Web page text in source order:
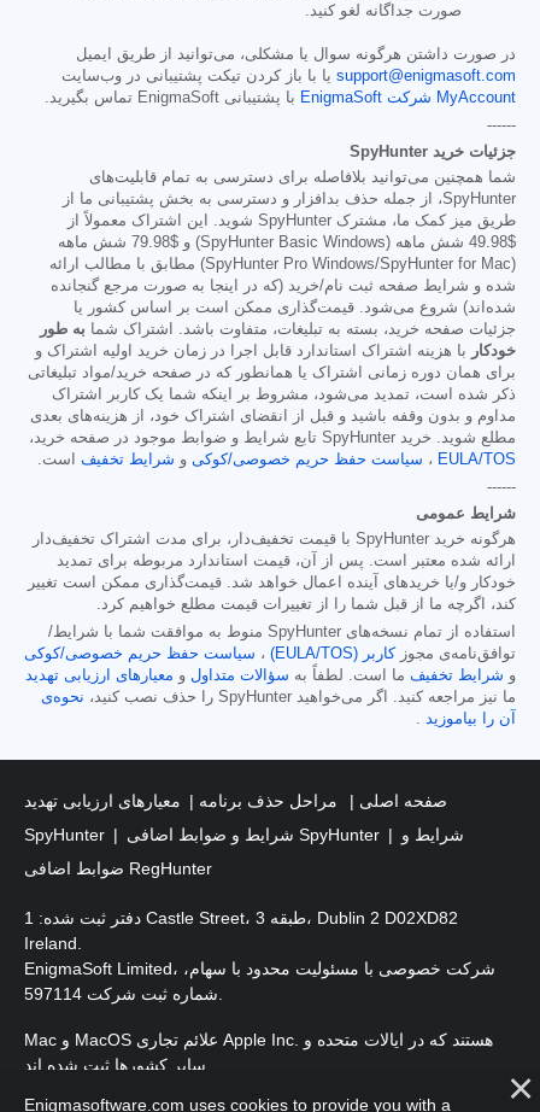
صورت جداگانه لغو کنید.
در صورت داشتن هرگونه سوال یا مشکلی، می‌توانید از طریق ایمیل
support@enigmasoft.com یا با باز کردن تیکت پشتیبانی در وب‌سایت
MyAccount شرکت EnigmaSoft
با پشتیبانی EnigmaSoft تماس بگیرید.
------
جزئیات خرید SpyHunter
شما همچنین می‌توانید بلافاصله برای دسترسی به تمام قابلیت‌های
SpyHunter، از جمله حذف بدافزار و دسترسی به بخش پشتیبانی ما از
طریق میز کمک ما، مشترک SpyHunter شوید. این اشتراک معمولاً از
$49.98
شش ماهه (SpyHunter Basic Windows) و $79.98
شش ماهه
(SpyHunter Pro Windows/SpyHunter for Mac) مطابق با مطالب ارائه
شده و شرایط صفحه ثبت نام/خرید (که در اینجا به صورت مرجع گنجانده
شده‌اند) شروع می‌شود. قیمت‌گذاری ممکن است بر اساس کشور یا
جزئیات صفحه خرید، بسته به تبلیغات، متفاوت باشد. اشتراک شما به طور
خودکار
با هزینه اشتراک استاندارد قابل اجرا در زمان خرید اولیه اشتراک و
برای همان دوره زمانی اشتراک یا همانطور که در صفحه خرید/مواد تبلیغاتی
ذکر شده است، تمدید می‌شود، مشروط بر اینکه شما یک کاربر اشتراک
مداوم و بدون وقفه باشید و قبل از انقضای اشتراک خود، از هزینه‌های بعدی
مطلع شوید. خرید SpyHunter تابع شرایط و ضوابط موجود در صفحه خرید،
EULA/TOS ، سیاست حفظ حریم خصوصی/کوکی و شرایط تخفیف است.
------
شرایط عمومی
هرگونه خرید SpyHunter با قیمت تخفیف‌دار، برای مدت اشتراک تخفیف‌دار
ارائه شده معتبر است. پس از آن، قیمت استاندارد مربوطه برای تمدید
خودکار و/یا خریدهای آینده اعمال خواهد شد. قیمت‌گذاری ممکن است تغییر
کند، اگرچه ما از قبل شما را از تغییرات قیمت مطلع خواهیم کرد.
استفاده از تمام نسخه‌های SpyHunter منوط به موافقت شما با شرایط/
توافق‌نامه‌ی مجوز کاربر (EULA/TOS) ، سیاست حفظ حریم خصوصی/کوکی
و شرایط تخفیف ما است. لطفاً به سؤالات متداول و معیارهای ارزیابی تهدید
ما نیز مراجعه کنید. اگر می‌خواهید SpyHunter را حذف نصب کنید،
نحوه‌ی
آن را بیاموزید .
صفحه اصلی مراحل حذف برنامه
معیارهای ارزیابی تهدید
SpyHunter
شرایط و ضوابط اضافی SpyHunter
شرایط و
ضوابط اضافی RegHunter
دفتر ثبت شده: 1 Castle Street، طبقه 3، Dublin 2 D02XD82
Ireland.
EnigmaSoft Limited، شرکت خصوصی با مسئولیت محدود با سهام،
شماره ثبت شرکت 597114.
Mac و MacOS علائم تجاری Apple Inc. هستند که در ایالات متحده و
Enigmasoftware.com uses cookies to provide you with a